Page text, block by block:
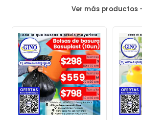
Ver más productos